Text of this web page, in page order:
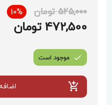
525,000 تومان 10%
472,500 تومان
موجود است